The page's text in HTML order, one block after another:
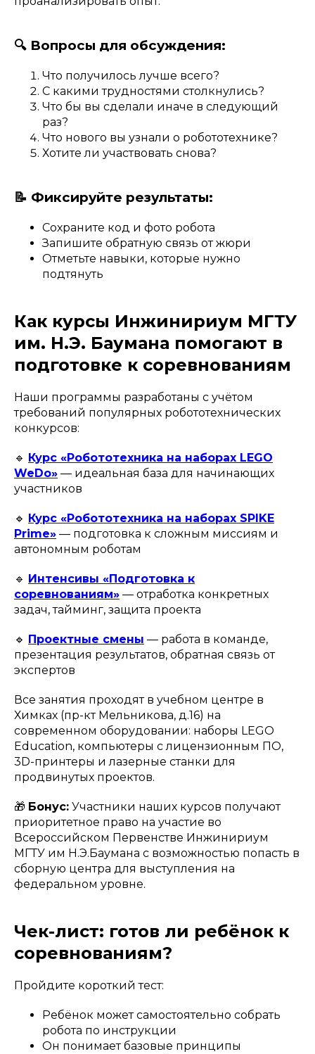
🔍 Вопросы для обсуждения:
Что получилось лучше всего?
С какими трудностями столкнулись?
Что бы вы сделали иначе в следующий
раз?
Что нового вы узнали о робототехнике?
Хотите ли участвовать снова?
📝 Фиксируйте результаты:
Сохраните код и фото робота
Запишите обратную связь от жюри
Отметьте навыки, которые нужно
подтянуть
Как курсы Инжинириум МГТУ
им. Н.Э. Баумана помогают в
подготовке к соревнованиям
Наши программы разработаны с учётом
требований популярных робототехнических
конкурсов:
🔹 Курс «Робототехника на наборах LEGO
WeDo» — идеальная база для начинающих
участников
🔹 Курс «Робототехника на наборах SPIKE
Prime» — подготовка к сложным миссиям и
автономным роботам
🔹 Интенсивы «Подготовка к
соревнованиям» — отработка конкретных
задач, тайминг, защита проекта
🔹 Проектные смены — работа в команде,
презентация результатов, обратная связь от
экспертов
Все занятия проходят в учебном центре в
Химках (пр-кт Мельникова, д.16) на
современном оборудовании: наборы LEGO
Education, компьютеры с лицензионным ПО,
3D-принтеры и лазерные станки для
продвинутых проектов.
🎁 Бонус: Участники наших курсов получают
приоритетное право на участие во
Всероссийском Первенстве Инжинириум
МГТУ им Н.Э.Баумана с возможностью попасть в
сборную центра для выступления на
федеральном уровне.
Чек-лист: готов ли ребёнок к
соревнованиям?
Пройдите короткий тест:
Ребёнок может самостоятельно собрать
робота по инструкции
Он понимает базовые принципы